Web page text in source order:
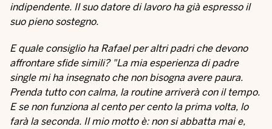
indipendente. Il suo datore di lavoro ha già espresso il
suo pieno sostegno.
E quale consiglio ha Rafael per altri padri che devono
affrontare sfide simili? "La mia esperienza di padre
single mi ha insegnato che non bisogna avere paura.
Prenda tutto con calma, la routine arriverà con il tempo.
E se non funziona al cento per cento la prima volta, lo
farà la seconda. Il mio motto è: non si abbatta mai e,